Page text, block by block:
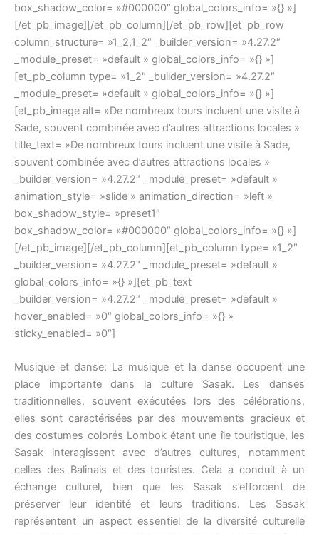
box_shadow_color= »#000000″ global_colors_info= »{} »]
[/et_pb_image][/et_pb_column][/et_pb_row][et_pb_row
column_structure= »1_2,1_2″ _builder_version= »4.27.2″
_module_preset= »default » global_colors_info= »{} »]
[et_pb_column type= »1_2″ _builder_version= »4.27.2″
_module_preset= »default » global_colors_info= »{} »]
[et_pb_image alt= »De nombreux tours incluent une visite à
Sade, souvent combinée avec d’autres attractions locales »
title_text= »De nombreux tours incluent une visite à Sade,
souvent combinée avec d’autres attractions locales »
_builder_version= »4.27.2″ _module_preset= »default »
animation_style= »slide » animation_direction= »left »
box_shadow_style= »preset1″
box_shadow_color= »#000000″ global_colors_info= »{} »]
[/et_pb_image][/et_pb_column][et_pb_column type= »1_2″
_builder_version= »4.27.2″ _module_preset= »default »
global_colors_info= »{} »][et_pb_text
_builder_version= »4.27.2″ _module_preset= »default »
hover_enabled= »0″ global_colors_info= »{} »
sticky_enabled= »0″]
Musique et danse: La musique et la danse occupent une
place importante dans la culture Sasak. Les danses
traditionnelles, souvent exécutées lors des célébrations,
elles sont caractérisées par des mouvements gracieux et
des costumes colorés Lombok étant une île touristique, les
Sasak interagissent avec d’autres cultures, notamment
celles des Balinais et des touristes. Cela a conduit à un
échange culturel, bien que les Sasak s’efforcent de
préserver leur identité et leurs traditions. Les Sasak
représentent un aspect essentiel de la diversité culturelle